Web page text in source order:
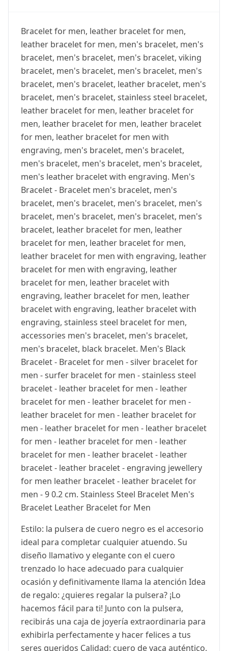
Bracelet for men, leather bracelet for men,
leather bracelet for men, men's bracelet, men's
bracelet, men's bracelet, men's bracelet, viking
bracelet, men's bracelet, men's bracelet, men's
bracelet, men's bracelet, leather bracelet, men's
bracelet, men's bracelet, stainless steel bracelet,
leather bracelet for men, leather bracelet for
men, leather bracelet for men, leather bracelet
for men, leather bracelet for men with
engraving, men's bracelet, men's bracelet,
men's bracelet, men's bracelet, men's bracelet,
men's leather bracelet with engraving. Men's
Bracelet - Bracelet men's bracelet, men's
bracelet, men's bracelet, men's bracelet, men's
bracelet, men's bracelet, men's bracelet, men's
bracelet, leather bracelet for men, leather
bracelet for men, leather bracelet for men,
leather bracelet for men with engraving, leather
bracelet for men with engraving, leather
bracelet for men, leather bracelet with
engraving, leather bracelet for men, leather
bracelet with engraving, leather bracelet with
engraving, stainless steel bracelet for men,
accessories men's bracelet, men's bracelet,
men's bracelet, black bracelet. Men's Black
Bracelet - Bracelet for men - silver bracelet for
men - surfer bracelet for men - stainless steel
bracelet - leather bracelet for men - leather
bracelet for men - leather bracelet for men -
leather bracelet for men - leather bracelet for
men - leather bracelet for men - leather bracelet
for men - leather bracelet for men - leather
bracelet for men - leather bracelet - leather
bracelet - leather bracelet - engraving jewellery
for men leather bracelet - leather bracelet for
men - 9 0.2 cm. Stainless Steel Bracelet Men's
Bracelet Leather Bracelet for Men
Estilo: la pulsera de cuero negro es el accesorio
ideal para completar cualquier atuendo. Su
diseño llamativo y elegante con el cuero
trenzado lo hace adecuado para cualquier
ocasión y definitivamente llama la atención Idea
de regalo: ¿quieres regalar la pulsera? ¡Lo
hacemos fácil para ti! Junto con la pulsera,
recibirás una caja de joyería extraordinaria para
exhibirla perfectamente y hacer felices a tus
seres queridos Calidad: cuero de vaca auténtico,